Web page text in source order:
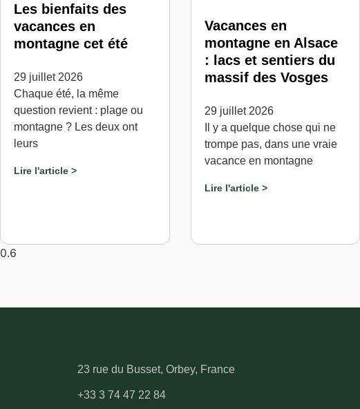
Les bienfaits des
vacances en
montagne cet été
29 juillet 2026
Chaque été, la même
question revient : plage ou
montagne ? Les deux ont
leurs
Lire l'article >
Vacances en
montagne en Alsace
: lacs et sentiers du
massif des Vosges
29 juillet 2026
Il y a quelque chose qui ne
trompe pas, dans une vraie
vacance en montagne
Lire l'article >
23 rue du Busset, Orbey, France
+33 3 74 47 22 84